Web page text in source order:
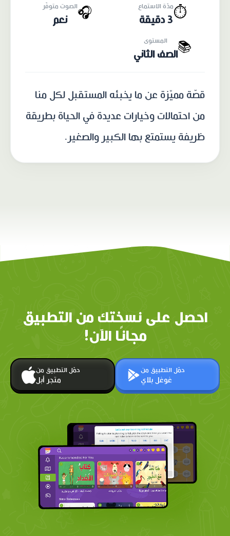
⏱️مدّة الاستماع
3 دقيقة
🎧الصوت متوفّر
نعم
📚 المستوى
الصف الثاني
قصّة مميّزة عن ما يخبئه المستقبل لكل منا
من احتمالات وخيارات عديدة في الحياة بطريقة
ظريفة يستمتع بها الكبير والصغير.
احصل على نسختك من التطبيق
مجانًا الآن!
حمّل التطبيق من
متجر أبل
حمّل التطبيق من
غوغل بلاي